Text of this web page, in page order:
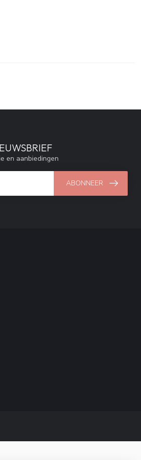
en aanbiedingen
ABONNEER